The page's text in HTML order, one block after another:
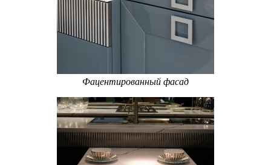
Фацентированный фасад